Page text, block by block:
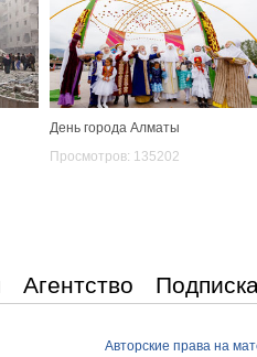
День города Алматы
Просмотров: 135202
Агентство
Авторские права на